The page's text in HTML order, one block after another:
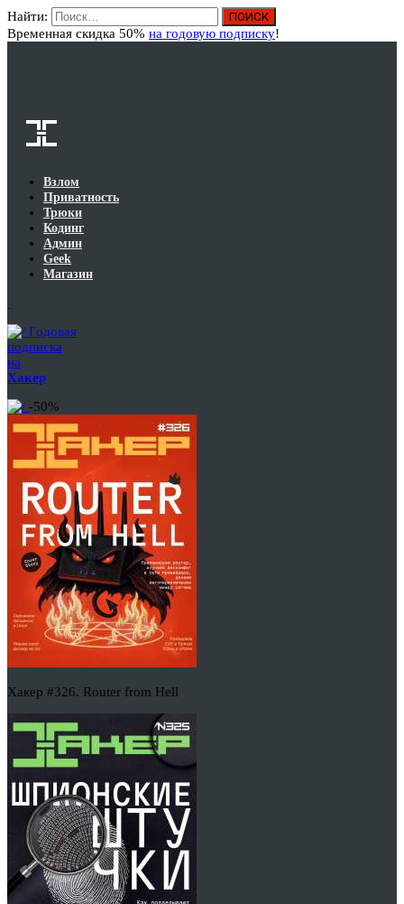
Найти:
Временная скидка 50% на годовую подписку!
Взлом
Приватность
Трюки
Кодинг
Админ
Geek
Магазин
Годовая
подписка
на
Хакер
-50%
Хакер #326. Router from Hell